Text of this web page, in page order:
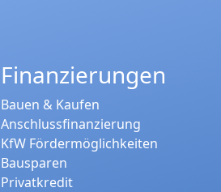
Finanzierungen
Bauen & Kaufen
Anschlussfinanzierung
KfW Fördermöglichkeiten
Bausparen
Privatkredit